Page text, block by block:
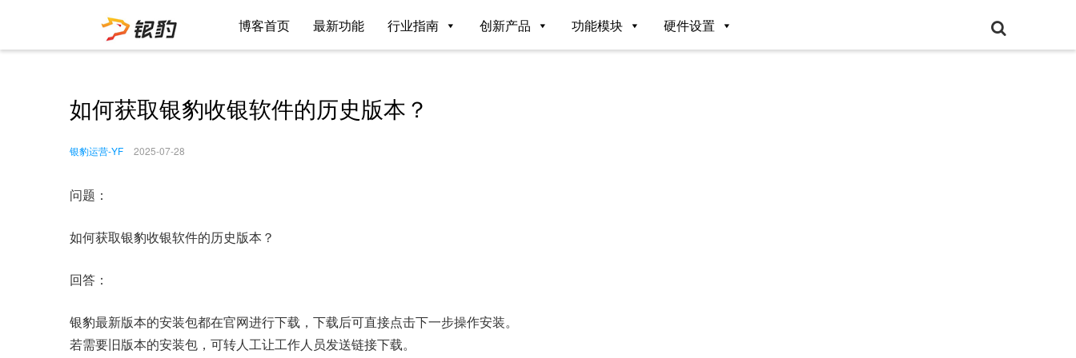
博客首页 最新功能 行业指南 创新产品 功能模块 硬件设置
如何获取银豹收银软件的历史版本？
银豹运营-YF 2025-07-28
问题：
如何获取银豹收银软件的历史版本？
回答：
银豹最新版本的安装包都在官网进行下载，下载后可直接点击下一步操作安装。
若需要旧版本的安装包，可转人工让工作人员发送链接下载。